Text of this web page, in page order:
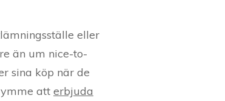
eller
än um nice-to-
sina köp när de
att erbjuda